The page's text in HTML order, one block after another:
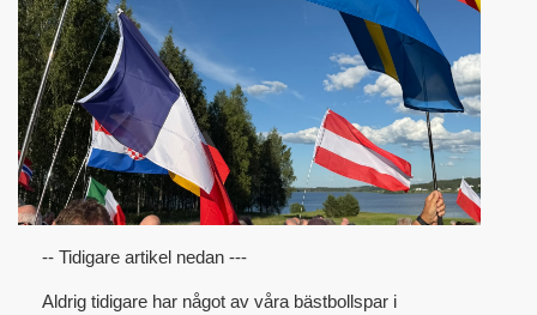
-- Tidigare artikel nedan ---
Aldrig tidigare har något av våra bästbollspar i